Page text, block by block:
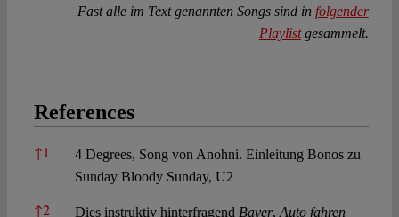
Fast alle im Text genannten Songs sind in folgender
Playlistgesammelt.
References
References
↑1
4 Degrees, Song von Anohni. Einleitung Bonos zu
Sunday Bloody Sunday, U2
↑2 Dies instruktiv hinterfragend Bayer, Auto fahren